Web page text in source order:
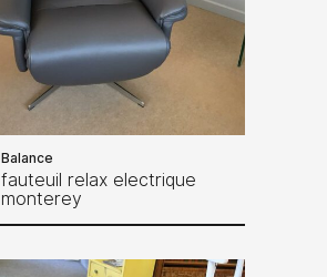
Balance
fauteuil relax electrique
monterey